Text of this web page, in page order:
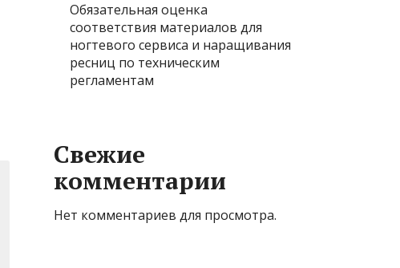
Обязательная оценка
соответствия материалов для
ногтевого сервиса и наращивания
ресниц по техническим
регламентам
Свежие
комментарии
Нет комментариев для просмотра.